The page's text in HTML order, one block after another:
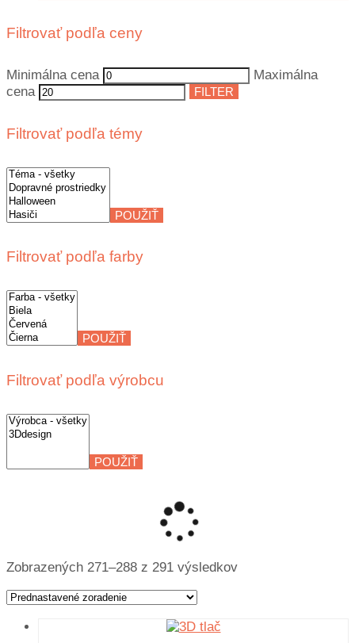
Filtrovať podľa ceny
Minimálna cena
Maximálna
cena
FILTER
Filtrovať podľa témy
POUŽIŤ
Filtrovať podľa farby
POUŽIŤ
Filtrovať podľa výrobcu
POUŽIŤ
Zobrazených 271–288 z 291 výsledkov